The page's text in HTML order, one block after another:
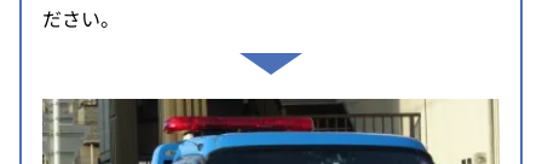
ださい。